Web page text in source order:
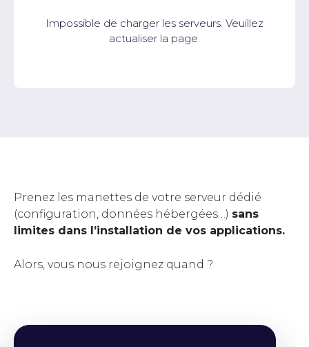
Impossible de charger les serveurs. Veuillez
actualiser la page.
Prenez les manettes de votre serveur dédié
(configuration, données hébergées…) sans
limites dans l’installation de vos applications.
Alors, vous nous rejoignez quand ?